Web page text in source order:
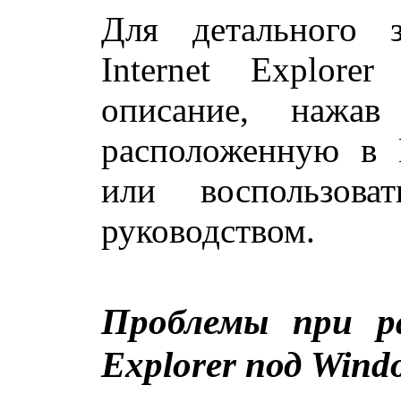
Для детального
Internet
описание,
расположенную в
или
руководством.
Проблемы при
Explorer под